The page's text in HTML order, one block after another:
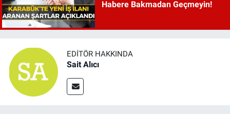
Habere Bakmadan Geçmeyin!
EDITÖR HAKKINDA
Sait Alıcı